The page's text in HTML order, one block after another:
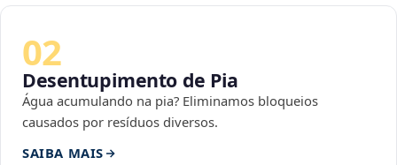
02
Desentupimento de Pia
Água acumulando na pia? Eliminamos bloqueios
causados por resíduos diversos.
SAIBA MAIS